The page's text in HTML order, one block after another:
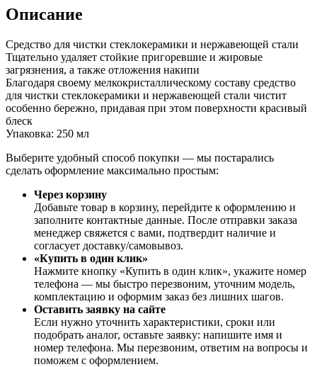
Описание
Средство для чистки стеклокерамики и нержавеющей стали
Тщательно удаляет стойкие пригоревшие и жировые
загрязнения, а также отложения накипи
Благодаря своему мелкокристаллическому составу средство
для чистки стеклокерамики и нержавеющей стали чистит
особенно бережно, придавая при этом поверхности красивый
блеск
Упаковка: 250 мл
Выберите удобный способ покупки — мы постарались
сделать оформление максимально простым:
Через корзину
Добавьте товар в корзину, перейдите к оформлению и
заполните контактные данные. После отправки заказа
менеджер свяжется с вами, подтвердит наличие и
согласует доставку/самовывоз.
«Купить в один клик»
Нажмите кнопку «Купить в один клик», укажите номер
телефона — мы быстро перезвоним, уточним модель,
комплектацию и оформим заказ без лишних шагов.
Оставить заявку на сайте
Если нужно уточнить характеристики, сроки или
подобрать аналог, оставьте заявку: напишите имя и
номер телефона. Мы перезвоним, ответим на вопросы и
поможем с оформлением.